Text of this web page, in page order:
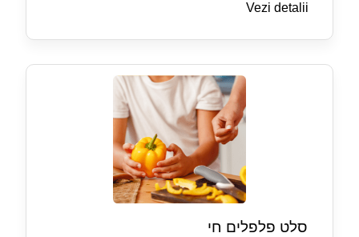
Vezi detalii
סלט פלפלים חי